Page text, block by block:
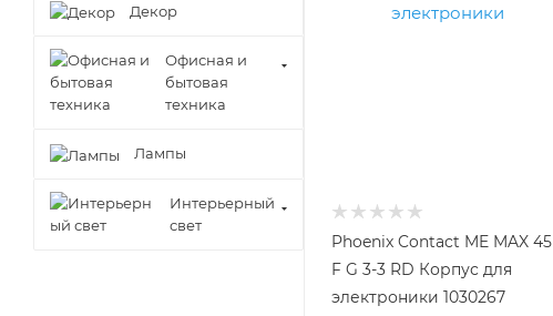
Phoenix Contact ME MAX 45
F G 3-3 RD Корпус для
электроники 1030267
Декор
Офисная и
бытовая
техника
Лампы
Интерьерный
свет